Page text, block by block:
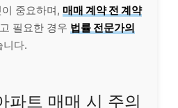
중요하며, 매매 계약 전 계약
필요한 경우 법률 전문가의
니다.
파트 매매 시 주의